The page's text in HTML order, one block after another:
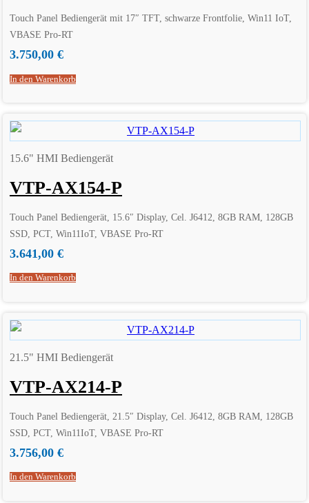
Touch Panel Bediengerät mit 17″ TFT, schwarze Frontfolie, Win11 IoT,
VBASE Pro-RT
3.750,00 €
In den Warenkorb
15.6" HMI Bediengerät
VTP-AX154-P
Touch Panel Bediengerät, 15.6″ Display, Cel. J6412, 8GB RAM, 128GB
SSD, PCT, Win11IoT, VBASE Pro-RT
3.641,00 €
In den Warenkorb
21.5" HMI Bediengerät
VTP-AX214-P
Touch Panel Bediengerät, 21.5″ Display, Cel. J6412, 8GB RAM, 128GB
SSD, PCT, Win11IoT, VBASE Pro-RT
3.756,00 €
In den Warenkorb